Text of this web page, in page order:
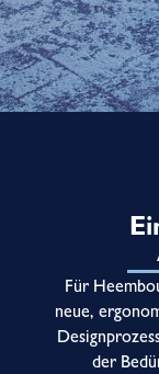
Für
neue,
der